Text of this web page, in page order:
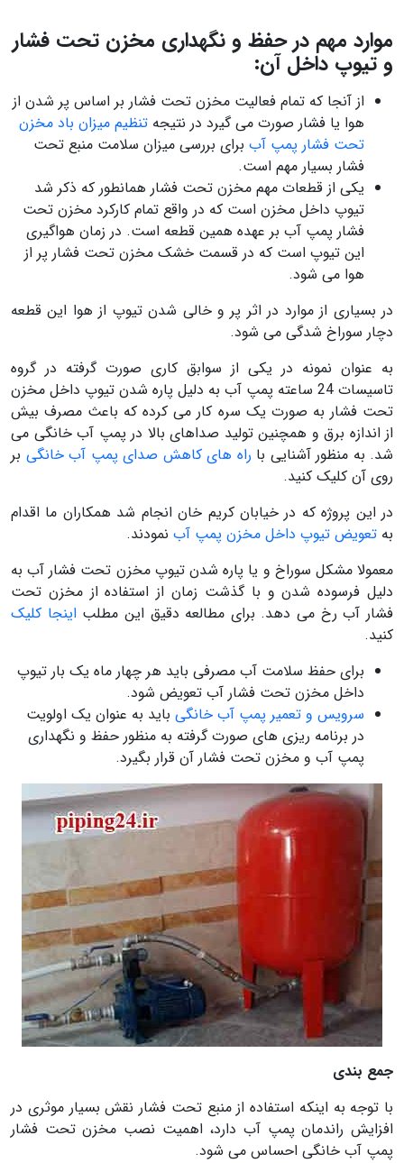
موارد مهم در حفظ و نگهداری مخزن تحت فشار
و تیوپ داخل آن:
از آنجا که تمام فعالیت مخزن تحت فشار بر اساس پر شدن از
هوا یا فشار صورت می گیرد در نتیجه تنظیم میزان باد مخزن
تحت فشار پمپ آببرای بررسی میزان سلامت منبع تحت
فشار بسیار مهم است.
یکی از قطعات مهم مخزن تحت فشار همانطور که ذکر شد
تیوپ داخل مخزن است که در واقع تمام کارکرد مخزن تحت
فشار پمپ آب بر عهده همین قطعه است. در زمان هواگیری
این تیوپ است که در قسمت خشک مخزن تحت فشار پر از
هوا می شود.
در بسیاری از موارد در اثر پر و خالی شدن تیوپ از هوا این قطعه
دچار سوراخ شدگی می شود.
به عنوان نمونه در یکی از سوابق کاری صورت گرفته در گروه
تاسیسات 24 ساعته پمپ آب به دلیل پاره شدن تیوپ داخل مخزن
تحت فشار به صورت یک سره کار می کرده که باعث مصرف بیش
از اندازه برق و همچنین تولید صداهای بالا در پمپ آب خانگی می
شد. به منظور آشنایی با راه های کاهش صدای پمپ آب خانگیبر
روی آن کلیک کنید.
در این پروژه که در خیابان کریم خان انجام شد همکاران ما اقدام
به تعویض تیوپ داخل مخزن پمپ آبنمودند.
معمولا مشکل سوراخ و یا پاره شدن تیوپ مخزن تحت فشار آب به
دلیل فرسوده شدن و با گذشت زمان از استفاده از مخزن تحت
فشار آب رخ می دهد. برای مطالعه دقیق این مطلب اینجا کلیک
کنید.
برای حفظ سلامت آب مصرفی باید هر چهار ماه یک بار تیوپ
داخل مخزن تحت فشار آب تعویض شود.
سرویس و تعمیر پمپ آب خانگیباید به عنوان یک اولویت
در برنامه ریزی های صورت گرفته به منظور حفظ و نگهداری
پمپ آب و مخزن تحت فشار آن قرار بگیرد.
جمع بندی
با توجه به اینکه استفاده از منبع تحت فشار نقش بسیار موثری در
افزایش راندمان پمپ آب دارد، اهمیت نصب مخزن تحت فشار
پمپ آب خانگی احساس می شود.